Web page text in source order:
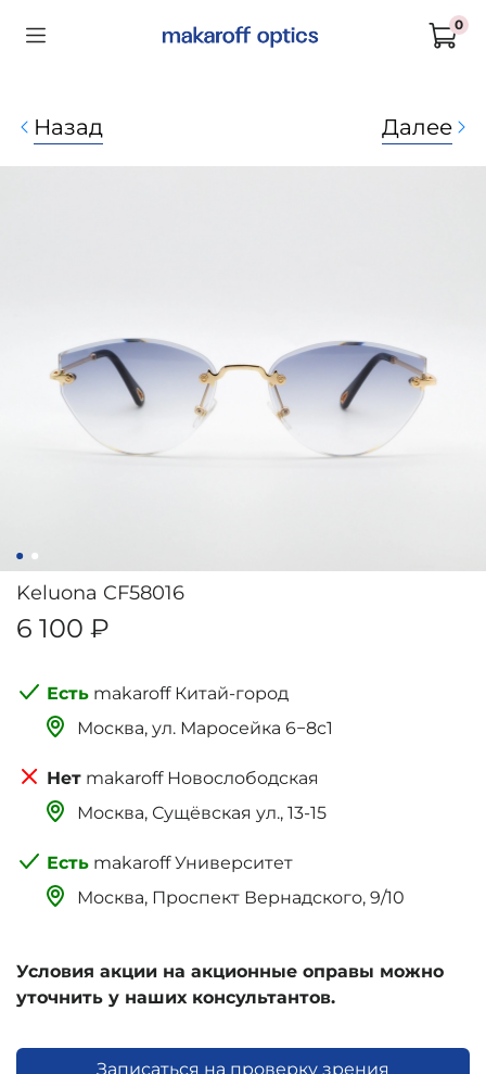
0
Назад Далее
Keluona CF58016
6 100 ₽
makaroff Китай-город
Москва, ‌‌‌‌ул. Маросейка 6−8с1
makaroff Новослободская
Москва, Сущёвская ул., 13-15
makaroff Университет
Москва, Проспект Вернадского, 9/10
Условия акции на акционные оправы можно
уточнить у наших консультантов.
Записаться на проверку зрения